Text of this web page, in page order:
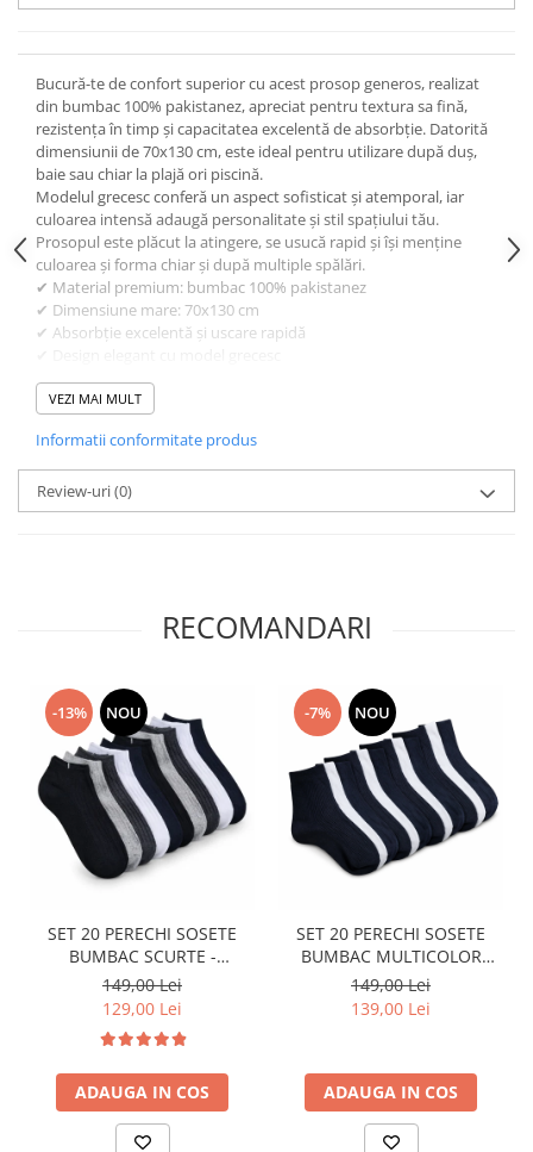
Bucură-te de confort superior cu acest prosop generos, realizat
din bumbac 100% pakistanez, apreciat pentru textura sa fină,
rezistența în timp și capacitatea excelentă de absorbție. Datorită
dimensiunii de 70x130 cm, este ideal pentru utilizare după duș,
baie sau chiar la plajă ori piscină.
Modelul grecesc conferă un aspect sofisticat și atemporal, iar
culoarea intensă adaugă personalitate și stil spațiului tău.
Prosopul este plăcut la atingere, se usucă rapid și își menține
culoarea și forma chiar și după multiple spălări.
✔ Material premium: bumbac 100% pakistanez
✔ Dimensiune mare: 70x130 cm
✔ Absorbție excelentă și uscare rapidă
✔ Culoare durabilă și intensă
Alege un prosop practic și elegant, perfect pentru confortul zilnic
VEZI MAI MULT
Informatii conformitate produs
Review-uri(0)
RECOMANDARI
-13% NOU
SET 20 PERECHI SOSETE
BUMBAC SCURTE -
MULTICOLOR - BARBATI
149,00 Lei
129,00 Lei
ADAUGA IN COS
-7% NOU
SET 20 PERECHI SOSETE
BUMBAC MULTICOLOR
LUNGIME MEDIE - BARBATI
149,00 Lei
139,00 Lei
ADAUGA IN COS